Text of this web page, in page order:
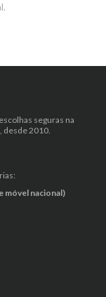
seguras na
desde 2010.
móvel nacional)